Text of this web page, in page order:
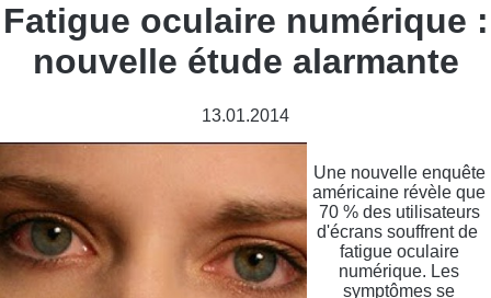
Fatigue oculaire numérique :
nouvelle étude alarmante
13.01.2014
Une nouvelle enquête
américaine révèle que
70 % des utilisateurs
d'écrans souffrent de
fatigue oculaire
numérique. Les
symptômes se